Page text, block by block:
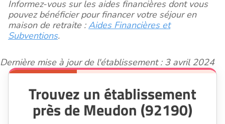
Informez-vous sur les aides financières dont vous
pouvez bénéficier pour financer votre séjour en
maison de retraite :Aides Financières et
Subventions.
Dernière mise à jour de l'établissement : 3 avril 2024
Trouvez un établissement
près de Meudon (92190)